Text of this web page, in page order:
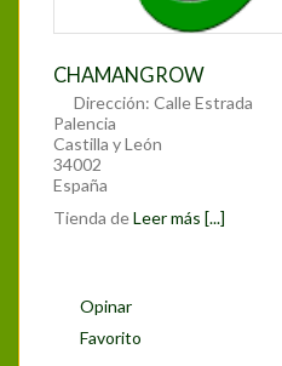
CHAMANGROW
Dirección:Calle Estrada
Palencia
Castilla y León
34002
España
Tienda deLeer más [...]
Opinar
Favorito